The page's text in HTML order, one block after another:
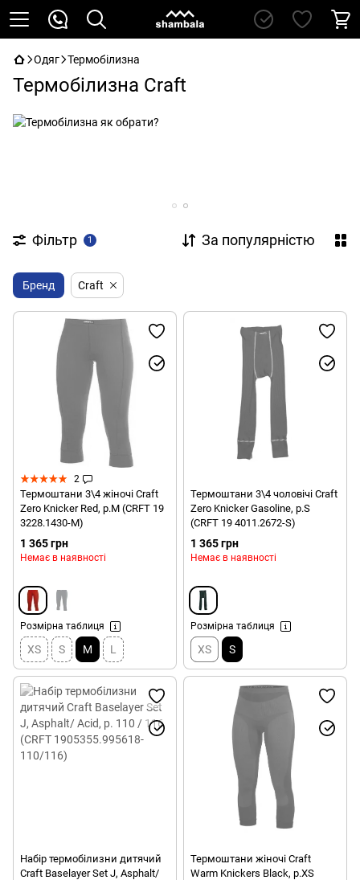
Одяг Термобілизна
Термобілизна Craft
Фільтр 1 За популярністю
Бренд Craft
2
Термоштани 3\4 жіночі Craft
Zero Knicker Red, p.M (CRFT 19
3228.1430-M)
1 365 грн
Немає в наявності
Розмірна таблиця
XS S M L
Термоштани 3\4 чоловічі Craft
Zero Knicker Gasoline, p.S
(CRFT 19 4011.2672-S)
1 365 грн
Немає в наявності
Розмірна таблиця
XS S
Набір термобілизни дитячий
Craft Baselayer Set J, Asphalt/
Термоштани жіночі Craft
Warm Knickers Black, p.XS